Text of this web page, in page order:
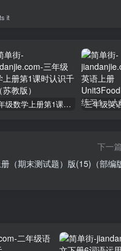
it
三年级数学上册第1课时认识千克（苏教版）
下一篇
（期末测试题）版(15)（部编